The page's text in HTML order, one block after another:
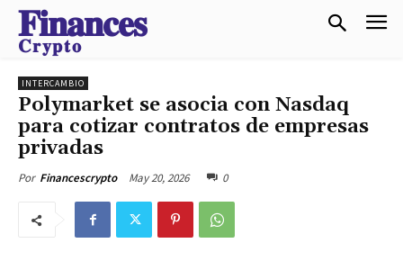
𝐅𝐢𝐧𝐚𝐧𝐜𝐞𝐬
𝐂𝐫𝐲𝐩𝐭𝐨
INTERCAMBIO
Polymarket se asocia con Nasdaq
para cotizar contratos de empresas
privadas
Por Financescrypto May 20, 2026 0